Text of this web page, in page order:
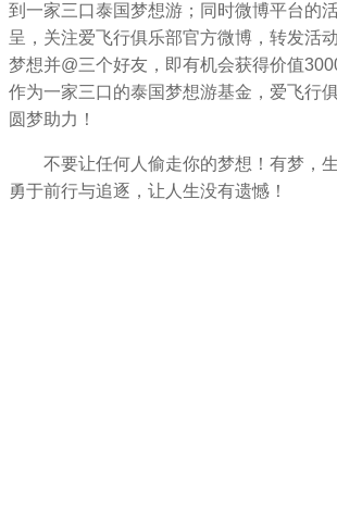
到一家三口泰国梦想游；同时微博平台的
呈，关注爱飞行俱乐部官方微博，转发活
梦想并@三个好友，即有机会获得价值
作为一家三口的泰国梦想游基金，爱飞行
圆梦助力！
不要让任何人偷走你的梦想！有梦，生
勇于前行与追逐，让人生没有遗憾！